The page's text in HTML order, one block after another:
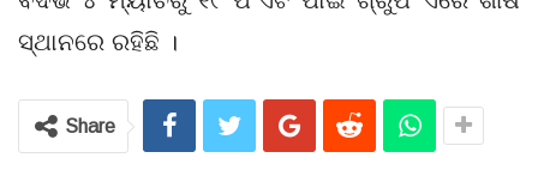
ସ୍ଥାନରେ ରହିଛି ।
Share